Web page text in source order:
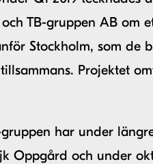
TB-gruppen AB om
Stockholm, som de
tillsammans. Projektet
gruppen har under
Oppgård och under